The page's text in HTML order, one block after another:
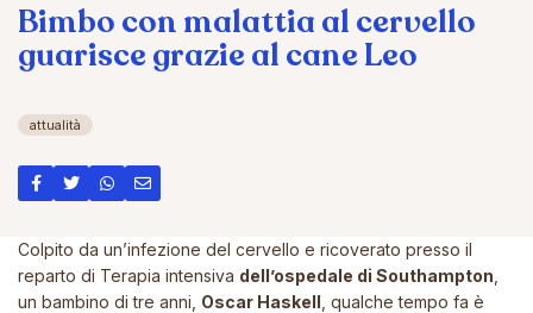
Bimbo con malattia al cervello
guarisce grazie al cane Leo
attualità
Colpito da un’infezione del cervello e ricoverato presso il
reparto di Terapia intensiva dell’ospedale di Southampton
un bambino di tre anni, Oscar Haskell , qualche tempo fa è